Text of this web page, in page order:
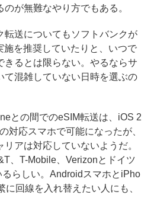
が無難なやり方でもある。
送についてもソフトバンクが
を推奨していたりと、いつで
きるとは限らない。やるならサ
て混雑していない日時を選ぶの
との間でのeSIM転送は、iOS 2
対応スマホで可能になったが、
アは対応していないようだ。
、T-Mobile、Verizonとドイツ
らしい。AndroidスマホとiPho
回線を入れ替えたい人にも、